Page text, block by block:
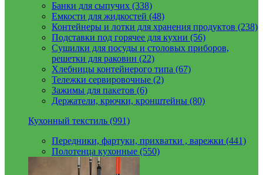
Банки для сыпучих (338)
Емкости для жидкостей (48)
Контейнеры и лотки для хранения продуктов (238)
Подставки под горячее для кухни (56)
Сушилки для посуды и столовых приборов,
решетки для раковин (22)
Хлебницы контейнерого типа (67)
Тележки сервировочные (2)
Зажимы для пакетов (6)
Держатели, крючки, кронштейны (80)
Кухонный текстиль (991)
Передники, фартуки, прихватки , варежки (441)
Полотенца кухонные (550)